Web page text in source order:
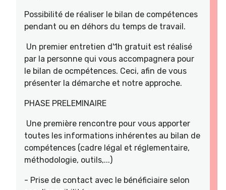
Possibilité de réaliser le bilan de compétences
pendant ou en déhors du temps de travail.
Un premier entretien d'1h gratuit est réalisé
par la personne qui vous accompagnera pour
le bilan de ocmpétences. Ceci, afin de vous
présenter la démarche et notre approche.
PHASE PRELEMINAIRE
Une première rencontre pour vous apporter
toutes les informations inhérentes au bilan de
compétences (cadre légal et réglementaire,
méthodologie, outils,...)
- Prise de contact avec le bénéficiaire selon